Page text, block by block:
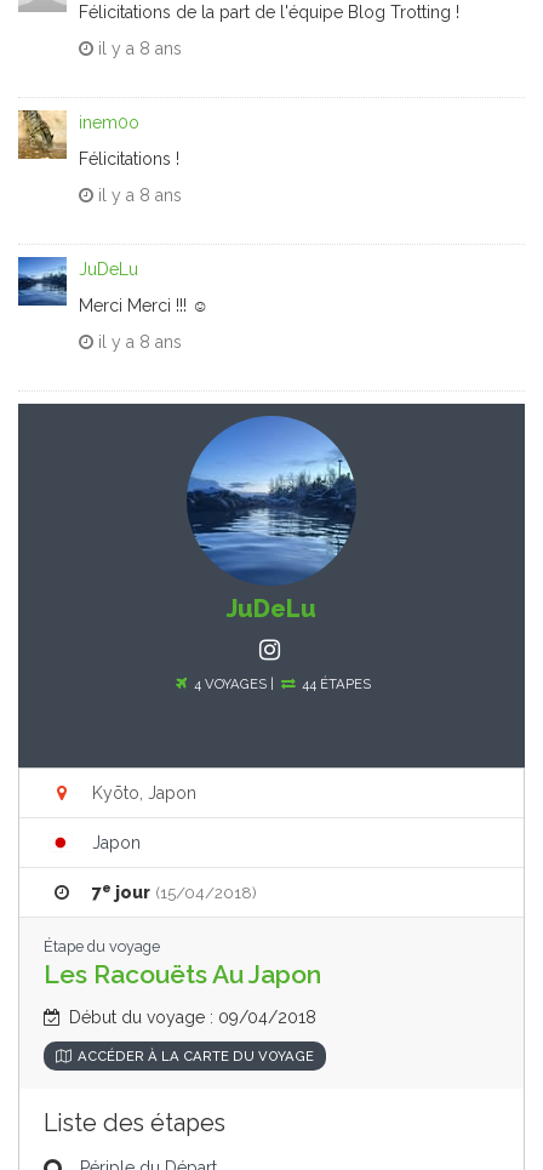
Félicitations de la part de l'équipe Blog Trotting !
il y a 8 ans
inem0o
Félicitations !
il y a 8 ans
JuDeLu
Merci Merci !!! ☺️
il y a 8 ans
JuDeLu
4 VOYAGES | 44 ÉTAPES
Kyōto, Japon
Japon
7e jour (15/04/2018)
Étape du voyage
Les Racouëts Au Japon
Début du voyage : 09/04/2018
ACCÉDER À LA CARTE DU VOYAGE
Liste des étapes